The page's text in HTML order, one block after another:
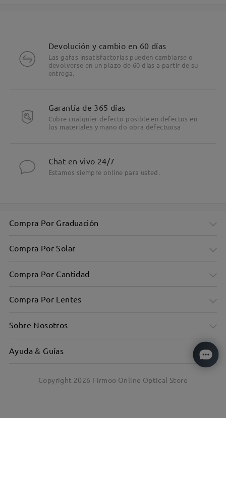
Devolución y cambio en 60 días
Las gafas insatisfactorias pueden cambiarse o
devolverse en un plazo de 60 días a partir de su
entrega.
Garantía de 365 días
Cubre cualquier defecto posible en defectos en
los materiales y mano do obra defectuosa
Chat en vivo 24/7
Estamos siempre online para usted.
Compra Por Graduación
Compra Por Solar
Compra Por Cantidad
Compra Por Lentes
Sobre Nosotros
Ayuda & Guías
Copyright 2026 Firmoo Online Optical Store